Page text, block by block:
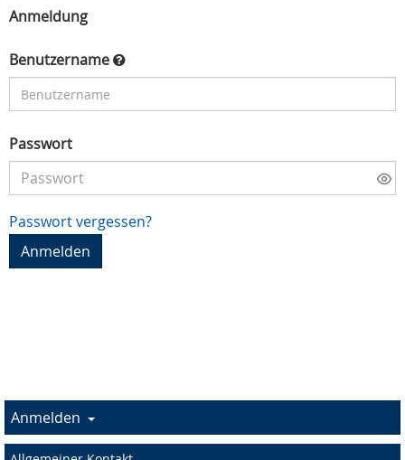
Anmeldung
Benutzername
Passwort
Passwort vergessen?
Anmelden